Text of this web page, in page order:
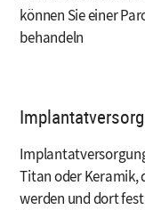
können Sie einer
behandeln
Titan oder Keramik,
werden und dort